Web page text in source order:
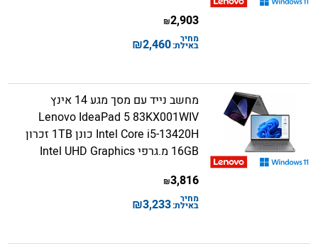
2,903
₪
מחיר
באילת:2,460
₪
מחשב נייד עם מסך מגע 14 אינץ
Lenovo IdeaPad 5 83KX001WIV
Intel Core i5-13420H כונן 1TB זכרון
16GB מ.גרפי Intel UHD Graphics
3,816
₪
מחיר
באילת:3,233
₪